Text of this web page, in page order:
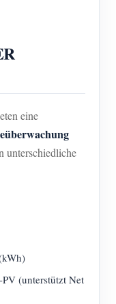
eine
unterschiedliche
(unterstützt Net